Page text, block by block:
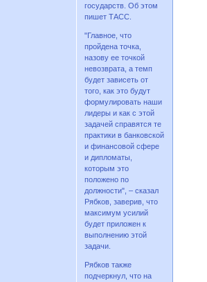
государств. Об этом
пишет ТАСС.
"Главное, что
пройдена точка,
назову ее точкой
невозврата, а темп
будет зависеть от
того, как это будут
формулировать наши
лидеры и как с этой
задачей справятся те
практики в банковской
и финансовой сфере
и дипломаты,
которым это
положено по
должности", – сказал
Рябков, заверив, что
максимум усилий
будет приложен к
выполнению этой
задачи.
Рябков также
подчеркнул, что на